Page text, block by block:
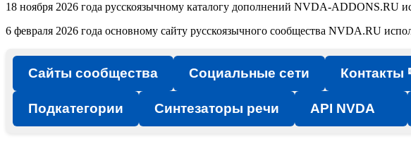
18 ноября 2026 года русскоязычному каталогу дополнений NVDA-ADDONS.RU
6 февраля 2026 года основному сайту русскоязычного сообщества NVDA.RU
Сайты сообщества Социальные сети Контакты
Подкатегории Синтезаторы речи API NVDA